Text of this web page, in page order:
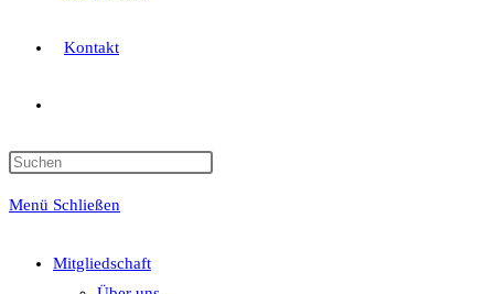
Kontakt
umschalten
Menü Schließen
Mitgliedschaft